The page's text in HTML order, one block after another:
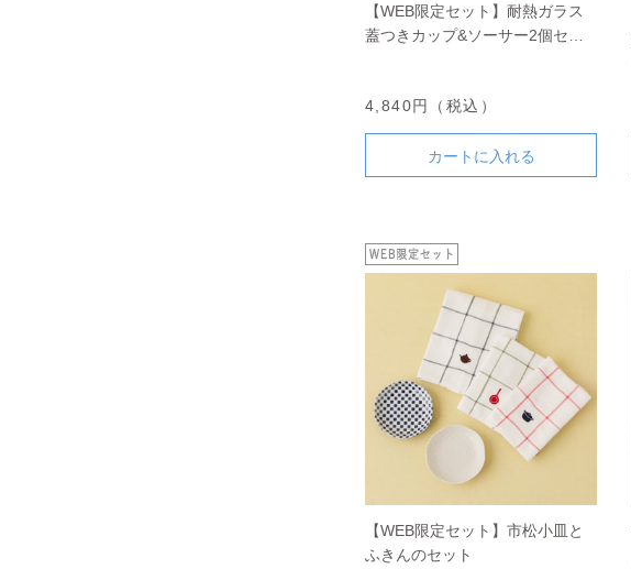
【WEB限定セット】耐熱ガラス
蓋つきカップ&ソーサー2個セッ
4,840円（税込）
カートに入れる
【WEB限定セット】市松小皿と
ふきんのセット